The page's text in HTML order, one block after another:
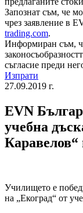
Запознат съм, че
чрез заявление в
trading.com.
Информиран съм, че
съгласие преди
Изпрати
27.09.2019 г.
EVN
учебна
Каравелов“
Училището е
на „Екоград“ от